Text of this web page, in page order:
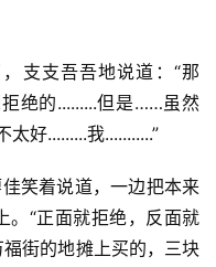
支支吾吾地说道：“那
拒绝的.........但是……虽然
好.........我...........”
笑着说道，一边把本来
。“正面就拒绝，反面就
街的地摊上买的，三块